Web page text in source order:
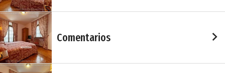
Comentarios